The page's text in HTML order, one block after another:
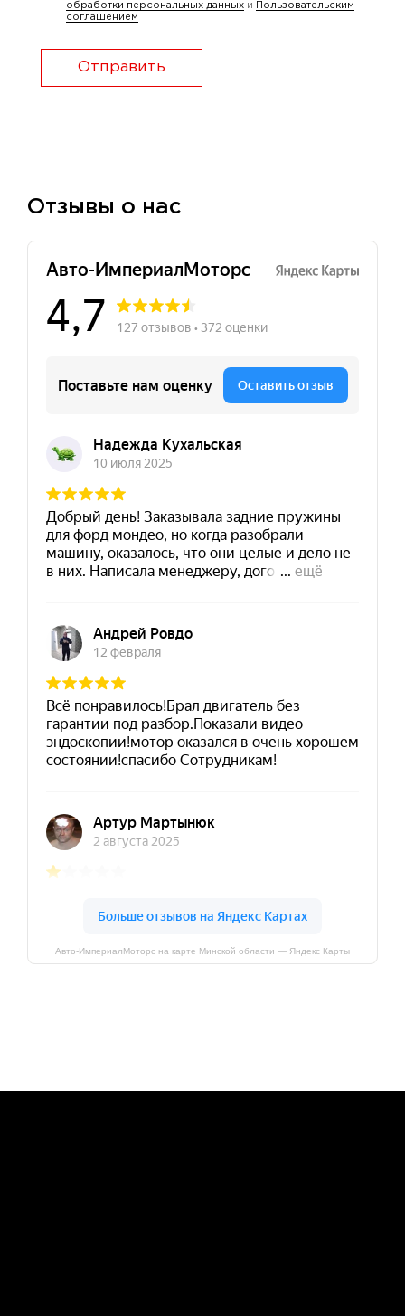
обработки персональных данных и
Пользовательским
соглашением
Отправить
Отзывы о нас
Авто-ИмпериалМоторс на карте Минской области — Яндекс Карты